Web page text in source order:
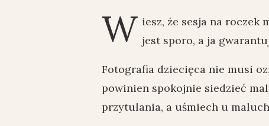
W iesz, że sesja na roczek
jest sporo, a ja
Fotografia dziecięca nie musi
powinien spokojnie siedzieć
przytulania, a uśmiech u